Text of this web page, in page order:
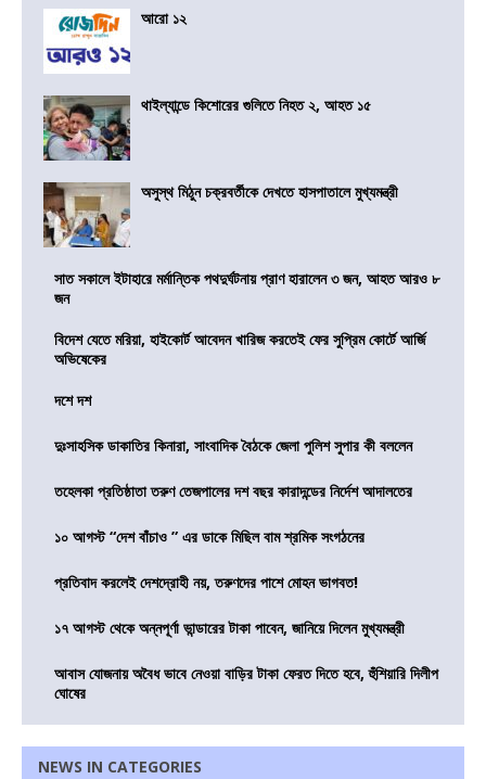
আরো ১২
থাইল্যান্ডে কিশোরের গুলিতে নিহত ২, আহত ১৫
অসুস্থ মিঠুন চক্রবর্তীকে দেখতে হাসপাতালে মুখ্যমন্ত্রী
সাত সকালে ইটাহারে মর্মান্তিক পথদুর্ঘটনায় প্রাণ হারালেন ৩ জন, আহত আরও ৮
জন
বিদেশ যেতে মরিয়া, হাইকোর্ট আবেদন খারিজ করতেই ফের সুপ্রিম কোর্টে আর্জি
অভিষেকের
দশে দশ
দুঃসাহসিক ডাকাতির কিনারা, সাংবাদিক বৈঠকে জেলা পুলিশ সুপার কী বললেন
তহেলকা প্রতিষ্ঠাতা তরুণ তেজপালের দশ বছর কারাদন্ডের নির্দেশ আদালতের
১০ আগস্ট “দেশ বাঁচাও ” এর ডাকে মিছিল বাম শ্রমিক সংগঠনের
প্রতিবাদ করলেই দেশদ্রোহী নয়, তরুণদের পাশে মোহন ভাগবত!
১৭ আগস্ট থেকে অন্নপূর্ণা ভান্ডারের টাকা পাবেন, জানিয়ে দিলেন মুখ্যমন্ত্রী
আবাস যোজনায় অবৈধ ভাবে নেওয়া বাড়ির টাকা ফেরত দিতে হবে, হুঁশিয়ারি দিলীপ
ঘোষের
NEWS IN CATEGORIES